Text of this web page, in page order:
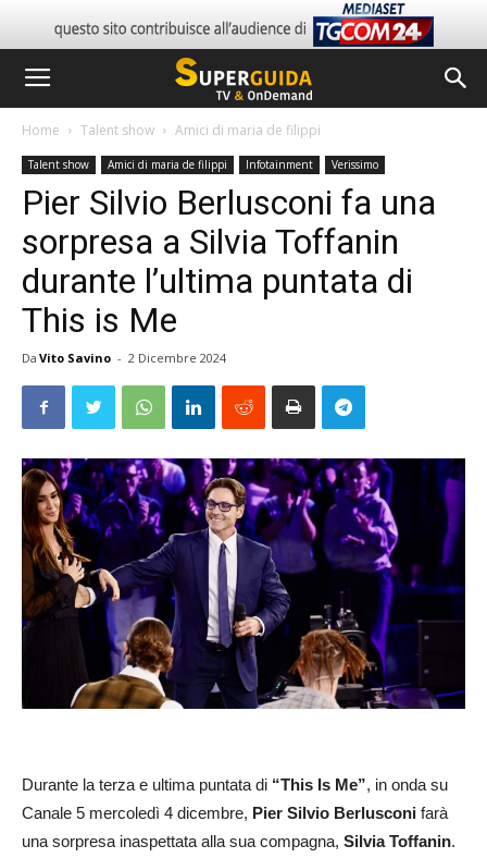
Home Talent show Amici di maria de filippi
Talent show Amici di maria de filippi Infotainment Verissimo
Pier Silvio Berlusconi fa una
sorpresa a Silvia Toffanin
durante l’ultima puntata di
This is Me
Da Vito Savino - 2 Dicembre 2024
Durante la terza e ultima puntata di “This Is Me”, in onda su
Canale 5 mercoledì 4 dicembre, Pier Silvio Berlusconi farà
una sorpresa inaspettata alla sua compagna, Silvia Toffanin.